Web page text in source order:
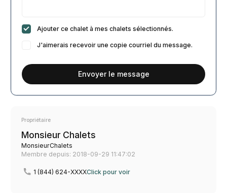
Propriétaire
Monsieur Chalets
MonsieurChalets
Membre depuis: 2018-09-29 11:47:02
1 (844) 624-XXXXClick pour voir
Ajouter ce chalet à mes chalets sélectionnés.
J'aimerais recevoir une copie courriel du message.
Envoyer le message